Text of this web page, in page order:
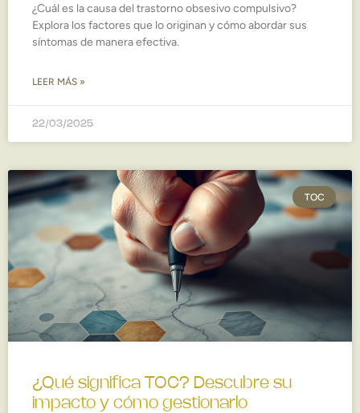
¿Cuál es la causa del trastorno obsesivo compulsivo?
Explora los factores que lo originan y cómo abordar sus
síntomas de manera efectiva.
LEER MÁS »
22/03/2025
TOC
¿Qué significa TOC? Descubre su
impacto y cómo gestionarlo